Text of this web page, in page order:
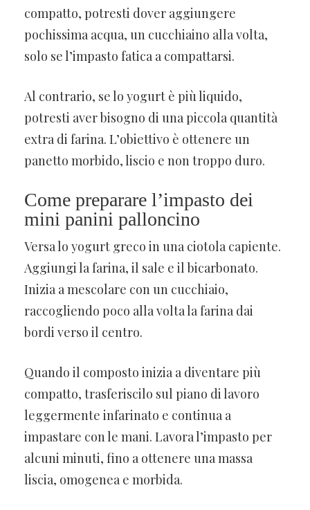
compatto, potresti dover aggiungere
pochissima acqua, un cucchiaino alla volta,
solo se l’impasto fatica a compattarsi.
Al contrario, se lo yogurt è più liquido,
potresti aver bisogno di una piccola quantità
extra di farina. L’obiettivo è ottenere un
panetto morbido, liscio e non troppo duro.
Come preparare l’impasto dei
mini panini palloncino
Versa lo yogurt greco in una ciotola capiente.
Aggiungi la farina, il sale e il bicarbonato.
Inizia a mescolare con un cucchiaio,
raccogliendo poco alla volta la farina dai
bordi verso il centro.
Quando il composto inizia a diventare più
compatto, trasferiscilo sul piano di lavoro
leggermente infarinato e continua a
impastare con le mani. Lavora l’impasto per
alcuni minuti, fino a ottenere una massa
liscia, omogenea e morbida.